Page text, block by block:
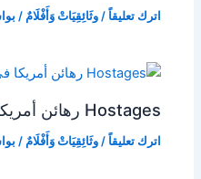
اترك تعليقاً /وثَائِقِيَاتْ وَأَفْلَامٌ /
Hostages رهائن أمريكا في طهران
اترك تعليقاً /وثَائِقِيَاتْ وَأَفْلَامٌ /